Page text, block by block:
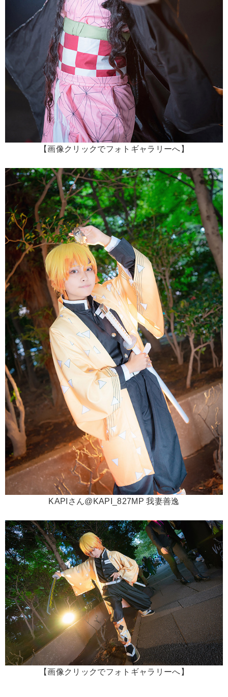
【画像クリックでフォトギャラリーへ】
KAPIさん@KAPI_827MP 我妻善逸
【画像クリックでフォトギャラリーへ】